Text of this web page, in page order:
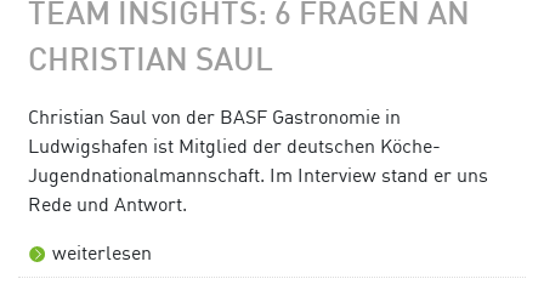
TEAM INSIGHTS: 6 FRAGEN AN
CHRISTIAN SAUL
Christian Saul von der BASF Gastronomie in
Ludwigshafen ist Mitglied der deutschen Köche-
Jugendnationalmannschaft. Im Interview stand er uns
Rede und Antwort.
weiterlesen